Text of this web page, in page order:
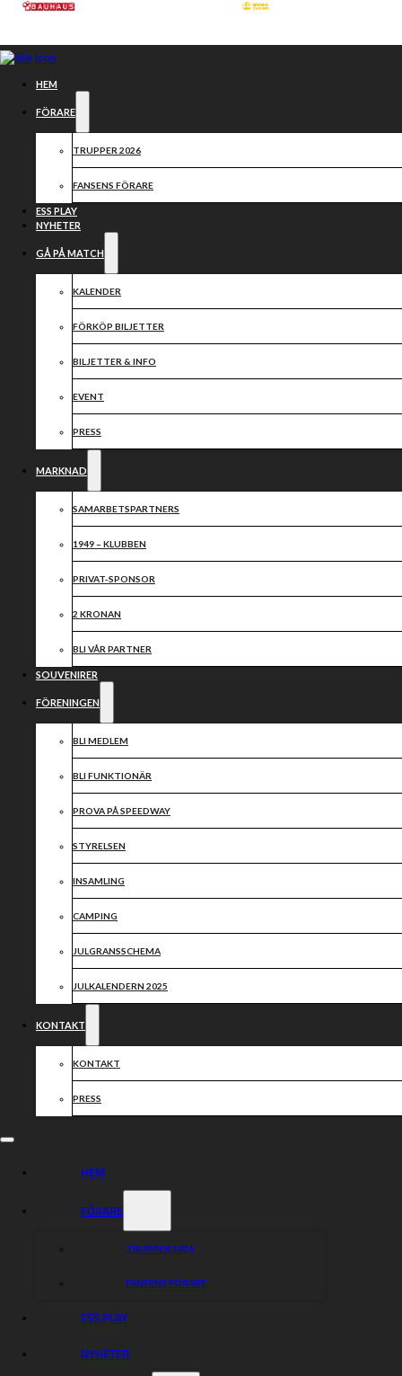
Hoppa till huvudinnehåll
HEM
FÖRARE
TRUPPER 2026
FANSENS FÖRARE
ESS PLAY
NYHETER
GÅ PÅ MATCH
KALENDER
FÖRKÖP BILJETTER
BILJETTER & INFO
EVENT
PRESS
MARKNAD
SAMARBETSPARTNERS
1949 – KLUBBEN
PRIVAT-SPONSOR
2 KRONAN
BLI VÅR PARTNER
SOUVENIRER
FÖRENINGEN
BLI MEDLEM
BLI FUNKTIONÄR
PROVA PÅ SPEEDWAY
STYRELSEN
INSAMLING
CAMPING
JULGRANSSCHEMA
JULKALENDERN 2025
KONTAKT
KONTAKT
PRESS
HEM
FÖRARE
TRUPPER 2026
FANSENS FÖRARE
ESS PLAY
NYHETER
2025
Dela nyheten: